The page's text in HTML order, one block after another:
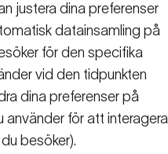
justera dina preferenser
datainsamling på
för den specifika
vid den tidpunkten
dina preferenser på
använder för att interagera
besöker).